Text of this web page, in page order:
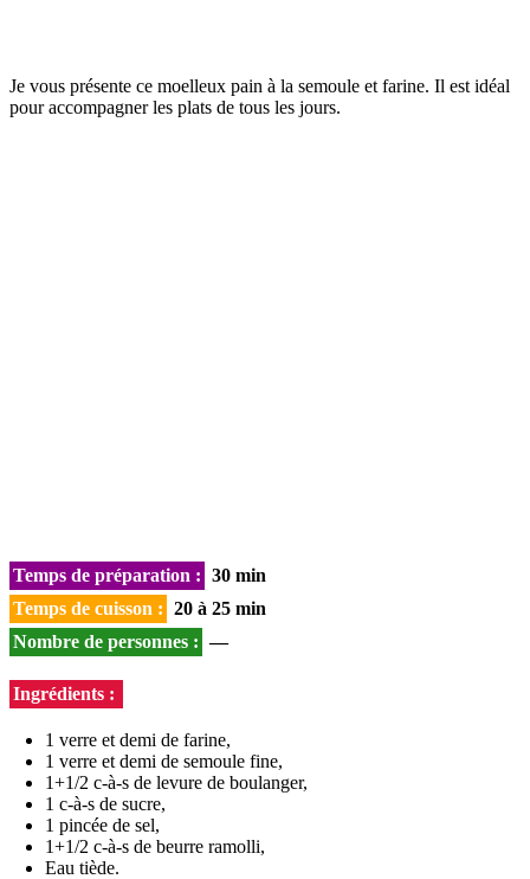
Je vous présente ce moelleux pain à la semoule et farine. Il est idéal
pour accompagner les plats de tous les jours.
Temps de préparation : 30 min
Temps de cuisson : 20 à 25 min
Nombre de personnes : —
Ingrédients :
1 verre et demi de farine,
1 verre et demi de semoule fine,
1+1/2 c-à-s de levure de boulanger,
1 c-à-s de sucre,
1 pincée de sel,
1+1/2 c-à-s de beurre ramolli,
Eau tiède.